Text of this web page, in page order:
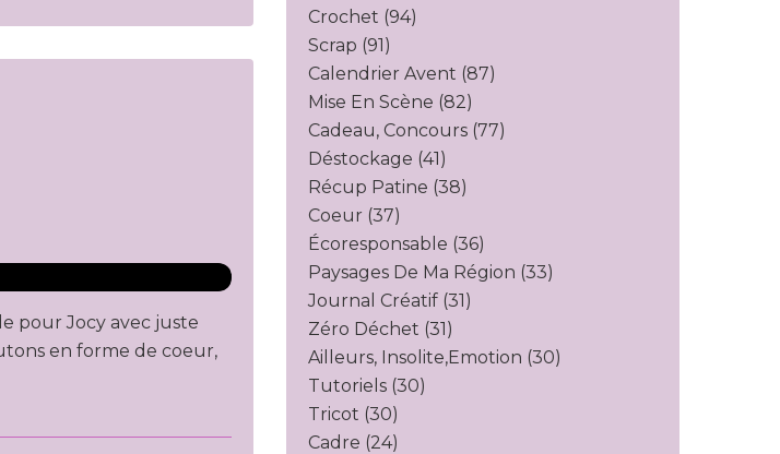
pour Jocy avec juste
en forme de coeur,
Crochet (94)
Scrap (91)
Calendrier Avent (87)
Mise En Scène (82)
Cadeau, Concours (77)
Déstockage (41)
Récup Patine (38)
Coeur (37)
Écoresponsable (36)
Paysages De Ma Région (33)
Journal Créatif (31)
Zéro Déchet (31)
Ailleurs, Insolite,emotion (30)
Tutoriels (30)
Tricot (30)
Cadre (24)